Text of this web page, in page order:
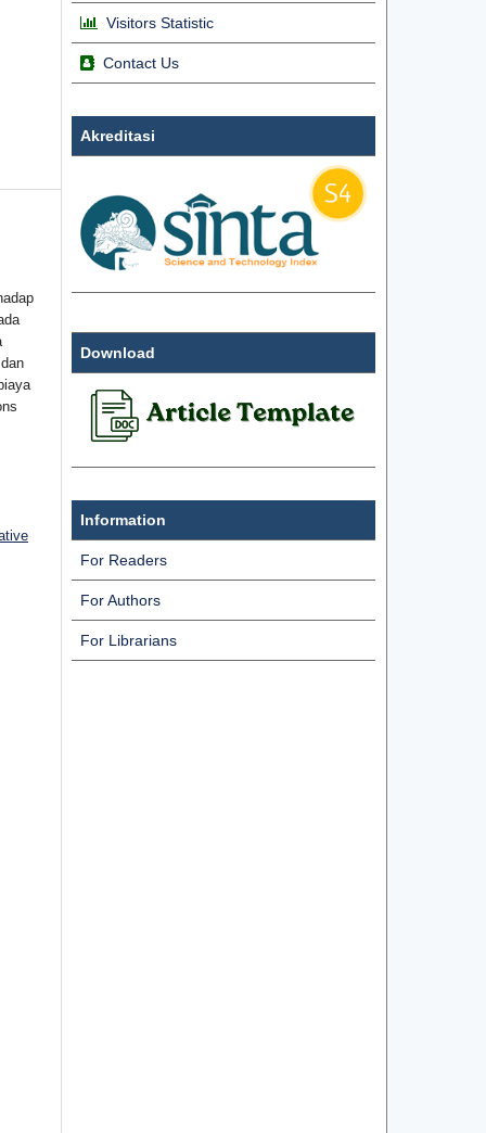
Visitors Statistic
Contact Us
Akreditasi
Download
Information
For Readers
For Authors
For Librarians